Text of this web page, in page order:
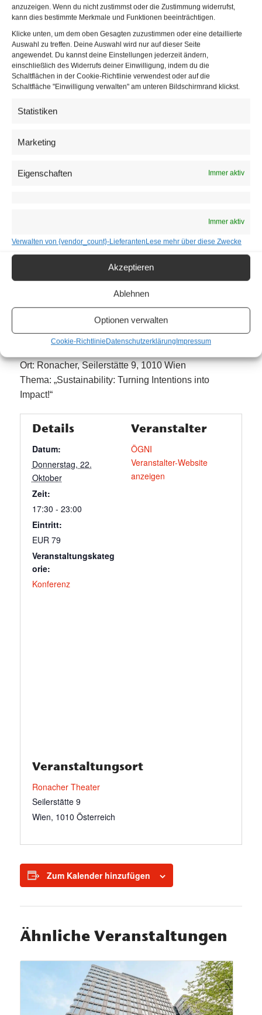
anzuzeigen. Wenn du nicht zustimmst oder die Zustimmung widerrufst,
kann dies bestimmte Merkmale und Funktionen beeinträchtigen.
Klicke unten, um dem oben Gesagten zuzustimmen oder eine detaillierte
Auswahl zu treffen. Deine Auswahl wird nur auf dieser Seite
angewendet. Du kannst deine Einstellungen jederzeit ändern,
einschließlich des Widerrufs deiner Einwilligung, indem du die
Schaltflächen in der Cookie-Richtlinie verwendest oder auf die
Schaltfläche "Einwilligung verwalten" am unteren Bildschirmrand klickst.
Statistiken
Marketing
Eigenschaften Immer aktiv
Immer aktiv
Verwalten von {vendor_count}-LieferantenLese mehr über diese Zwecke
Akzeptieren
Ablehnen
Optionen verwalten
Cookie-RichtlinieDatenschutzerklärungImpressum
einen einzigartigen Impuls geben“, erklärt ÖGNI-
Geschäftsführer Peter Engert.
Lösungen für Gebäude und Industrie
Teil der Veranstaltung ist auch eine Start-up
Challenge. Zwölf ausgewählte Jungunternehmen aus
den Bereichen
Symposium vor dem Fachpublikum zu präsentieren.
Die ÖGNI wurde 2009 gegründet und versteht sich
Verifikationen sowie Aus- und
Weiterbildungsangebote.
Für das ÖGNI Symposium am 22. Oktober 2026 ist
ÖGNI Symposium 2026:
Ort: Ronacher, Seilerstätte 9, 1010 Wien
Thema: „Sustainability: Turning Intentions into
Impact!“
Details
Datum:
Donnerstag, 22.
Oktober
Zeit:
17:30 - 23:00
Eintritt:
EUR 79
Veranstaltungskateg
orie:
Konferenz
Veranstalter
ÖGNI
Veranstalter-Website
anzeigen
Veranstaltungsort
Ronacher Theater
Seilerstätte 9
Wien, 1010 Österreich
Zum Kalender hinzufügen
Ähnliche Veranstaltungen